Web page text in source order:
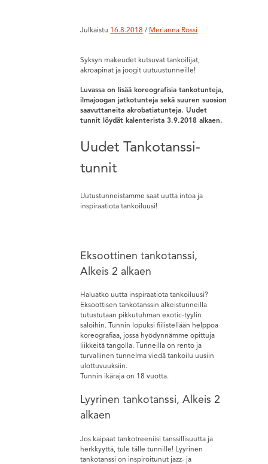
Julkaistu 16.8.2018 / Merianna Rossi
Syksyn makeudet kutsuvat tankoilijat,
akroapinat ja joogit uutuustunneille!
Luvassa on lisää koreografisia tankotunteja,
ilmajoogan jatkotunteja sekä suuren suosion
saavuttaneita akrobatiatunteja. Uudet
tunnit löydät kalenterista 3.9.2018 alkaen.
Uudet Tankotanssi-
tunnit
Uutustunneistamme saat uutta intoa ja
inspiraatiota tankoiluusi!
Eksoottinen tankotanssi,
Alkeis 2 alkaen
Haluatko uutta inspiraatiota tankoiluusi?
Eksoottisen tankotanssin alkeistunneilla
tutustutaan pikkutuhman exotic-tyylin
saloihin. Tunnin lopuksi fiilistellään helppoa
koreografiaa, jossa hyödynnämme opittuja
liikkeitä tangolla. Tunneilla on rento ja
turvallinen tunnelma viedä tankoilu uusiin
ulottuvuuksiin.
Tunnin ikäraja on 18 vuotta.
Lyyrinen tankotanssi, Alkeis 2
alkaen
Jos kaipaat tankotreeniisi tanssillisuutta ja
herkkyyttä, tule tälle tunnille! Lyyrinen
tankotanssi on inspiroitunut jazz- ja